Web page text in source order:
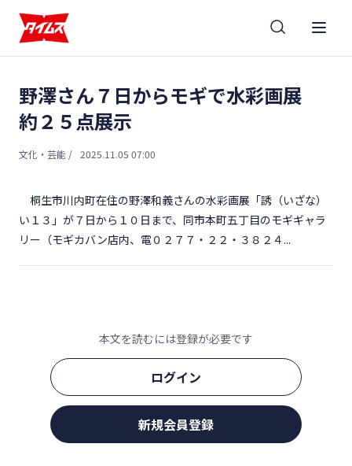
野澤さん７日からモギで水彩画展
約２５点展示
文化・芸能 / 2025.11.05 07:00
桐生市川内町在住の野澤和義さんの水彩画展「誘（いざな）
い１３」が７日から１０日まで、同市本町五丁目のモギギャラ
リー（モギカバン店内、電０２７７・２２・３８２４...
本文を読むには登録が必要です
ログイン
新規会員登録